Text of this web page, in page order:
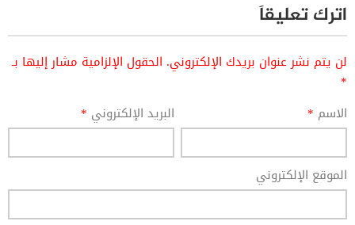
اترك تعليقاً
لن يتم نشر عنوان بريدك الإلكتروني. الحقول الإلزامية مشار إليها بـ
*
الاسم * البريد الإلكتروني *
الموقع الإلكتروني